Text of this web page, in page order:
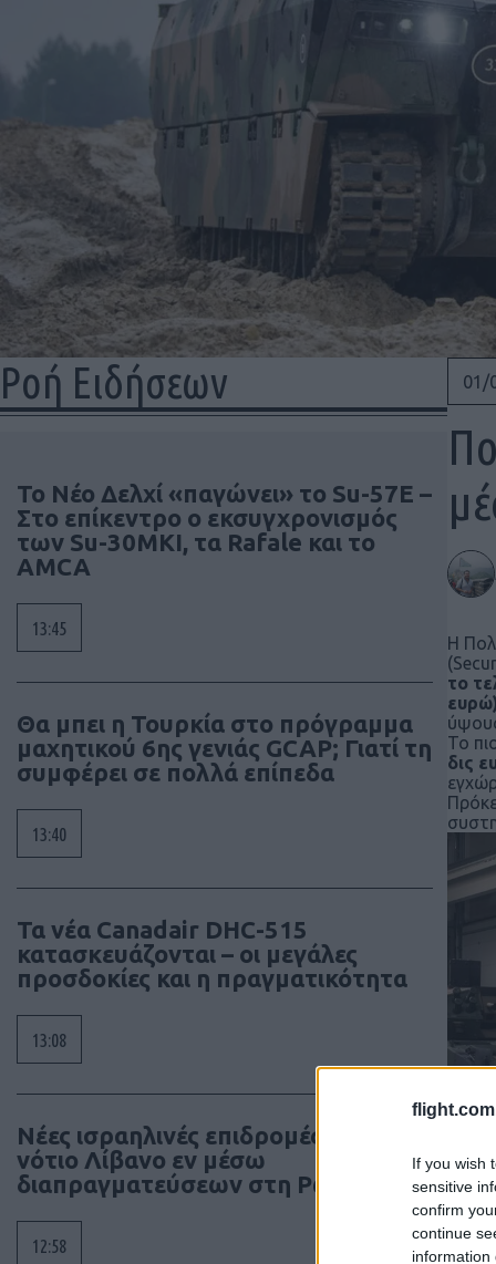
If you wish
sensitive
confirm
continue
information
Ροή Ειδήσεων
Το Νέο Δελχί «παγώνει» το Su-57E –
Στο επίκεντρο ο εκσυγχρονισμός
των Su-30MKI, τα Rafale και το
AMCA
13:45
Θα μπει η Τουρκία στο πρόγραμμα
μαχητικού 6ης γενιάς GCAP; Γιατί τη
συμφέρει σε πολλά επίπεδα
13:40
Τα νέα Canadair DHC-515
κατασκευάζονται – οι μεγάλες
προσδοκίες και η πραγματικότητα
13:08
Νέες ισραηλινές επιδρομές στον
νότιο Λίβανο εν μέσω
διαπραγματεύσεων στη Ρώμη
12:58
01/
Η
το
Το
δις